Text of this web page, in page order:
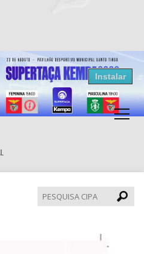
de Portugal
Play Store
Instalar
CIPA